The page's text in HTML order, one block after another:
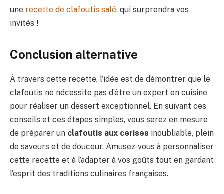
une recette de clafoutis salé, qui surprendra vos
invités !
Conclusion alternative
À travers cette recette, l’idée est de démontrer que le
clafoutis ne nécessite pas d’être un expert en cuisine
pour réaliser un dessert exceptionnel. En suivant ces
conseils et ces étapes simples, vous serez en mesure
de préparer un clafoutis aux cerises inoubliable, plein
de saveurs et de douceur. Amusez-vous à personnaliser
cette recette et à l’adapter à vos goûts tout en gardant
l’esprit des traditions culinaires françaises.